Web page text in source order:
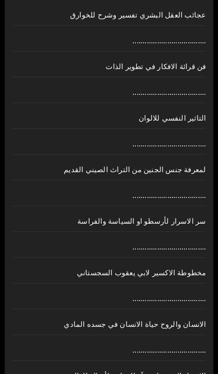
عجائب العقل البشري تفسير وشرح للخوارق
....................................
فن قرائة الافكار في تطوير الذات
....................................
التاثير النفسي للالوان
....................................
لمعرفة جنس الجنين من التراث الصيني القديم
....................................
سر الاسرار لأرسطو او السياسة والفراسة
....................................
مخطوطة الاكسير لابي يعقوب السجستاني
....................................
الانسان والروح حياة الانسان في جسده المادي
....................................